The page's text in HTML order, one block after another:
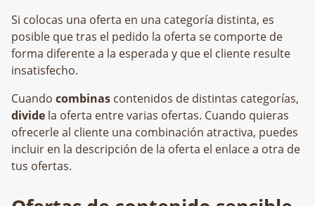
Si colocas una oferta en una categoría distinta, es
posible que tras el pedido la oferta se comporte de
forma diferente a la esperada y que el cliente resulte
insatisfecho.
Cuando combinas contenidos de distintas categorías,
divide la oferta entre varias ofertas. Cuando quieras
ofrecerle al cliente una combinación atractiva, puedes
incluir en la descripción de la oferta el enlace a otra de
tus ofertas.